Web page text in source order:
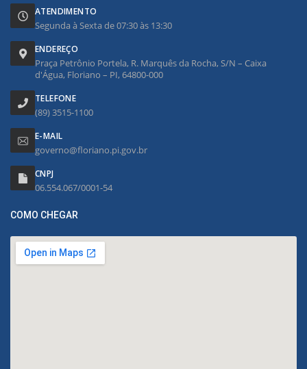
ATENDIMENTO
Segunda à Sexta de 07:30 às 13:30
ENDEREÇO
Praça Petrônio Portela, R. Marquês da Rocha, S/N – Caixa
d'Água, Floriano – PI, 64800-000
TELEFONE
(89) 3515-1100
E-MAIL
governo@floriano.pi.gov.br
CNPJ
06.554.067/0001-54
COMO CHEGAR